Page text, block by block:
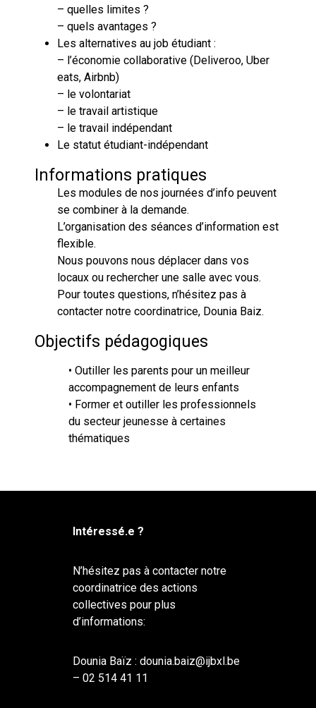
– quelles limites ?
– quels avantages ?
Les alternatives au job étudiant :
– l’économie collaborative (Deliveroo, Uber
eats, Airbnb)
– le volontariat
– le travail artistique
– le travail indépendant
Le statut étudiant-indépendant
Informations pratiques
Les modules de nos journées d’info peuvent
se combiner à la demande.
L’organisation des séances d’information est
flexible.
Nous pouvons nous déplacer dans vos
locaux ou rechercher une salle avec vous.
Pour toutes questions, n’hésitez pas à
contacter notre coordinatrice, Dounia Baiz.
Objectifs pédagogiques
• Outiller les parents pour un meilleur
accompagnement de leurs enfants
• Former et outiller les professionnels
du secteur jeunesse à certaines
thématiques
Intéressé.e ?
N’hésitez pas à contacter notre
coordinatrice des actions
collectives pour plus
d’informations:
Dounia Baïz : dounia.baiz@ijbxl.be
– 02 514 41 11